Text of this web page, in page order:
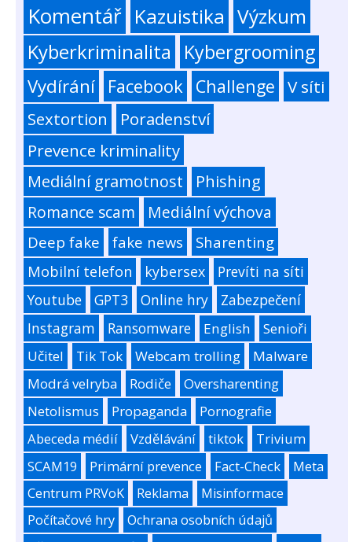
Komentář Kazuistika Výzkum
Kyberkriminalita Kybergrooming
Vydírání Facebook Challenge
V síti
Sextortion
Poradenství
Prevence kriminality
Mediální gramotnost
Phishing
Romance scam
Mediální výchova
Deep fake fake news Sharenting
Mobilní telefon kybersex
Prevíti na síti
Youtube
GPT3 Online hry
Zabezpečení
Instagram
Ransomware English
Senioři
Učitel
Tik Tok Webcam trolling
Malware
Modrá velryba
Rodiče
Oversharenting
Netolismus
Propaganda
Pornografie
Abeceda médií
Vzdělávání tiktok
Trivium
SCAM19
Primární prevence Fact-Check
Meta
Centrum PRVoK
Reklama
Misinformace
Počítačové hry
Ochrana osobních údajů